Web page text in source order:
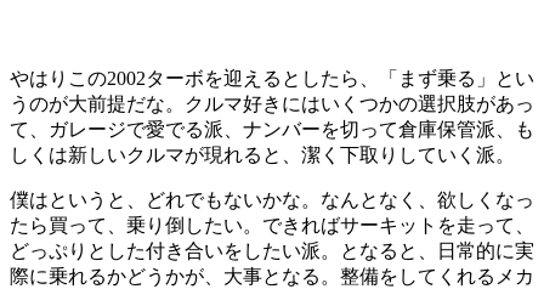
やはりこの2002ターボを迎えるとしたら、「まず乗る」とい
うのが大前提だな。クルマ好きにはいくつかの選択肢があっ
て、ガレージで愛でる派、ナンバーを切って倉庫保管派、も
しくは新しいクルマが現れると、潔く下取りしていく派。
僕はというと、どれでもないかな。なんとなく、欲しくなっ
たら買って、乗り倒したい。できればサーキットを走って、
どっぷりとした付き合いをしたい派。となると、日常的に実
際に乗れるかどうかが、大事となる。整備をしてくれるメカ